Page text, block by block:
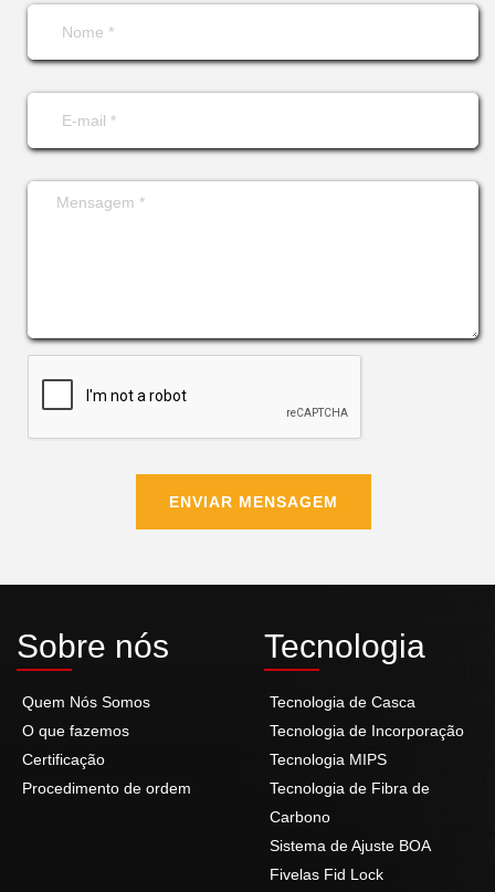
ENVIAR MENSAGEM
Sobre nós
Quem Nós Somos
O que fazemos
Certificação
Procedimento de ordem
Tecnologia
Tecnologia de Casca
Tecnologia de Incorporação
Tecnologia MIPS
Tecnologia de Fibra de
Carbono
Sistema de Ajuste BOA
Fivelas Fid Lock